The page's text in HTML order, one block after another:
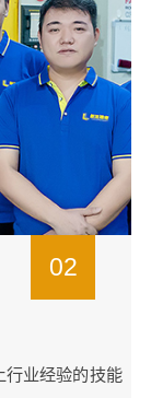
02
行业经验的技能